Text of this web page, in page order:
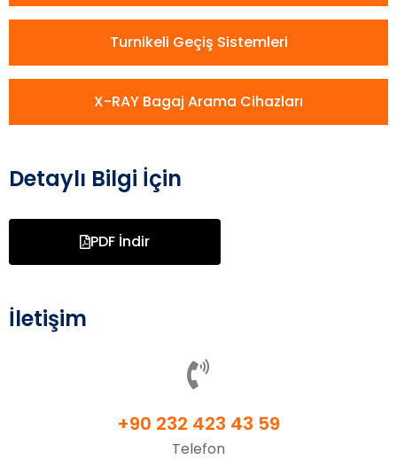
Turnikeli Geçiş Sistemleri
X-RAY Bagaj Arama Cihazları
Detaylı Bilgi İçin
PDF İndir
İletişim
+90 232 423 43 59
Telefon